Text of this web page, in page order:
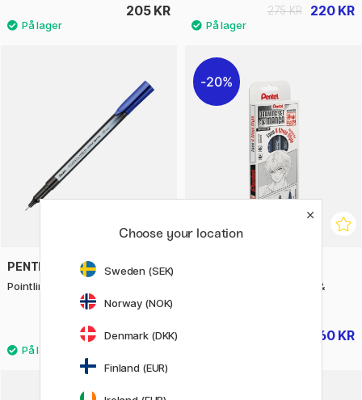
205 KR 220 KR
275 KR
PENTEL
Pointliner Colour Blue
13 KR
20%
Drawing Set Manga Face &
60 KR
Choose your location
Sweden (SEK)
Norway (NOK)
Denmark (DKK)
Finland (EUR)